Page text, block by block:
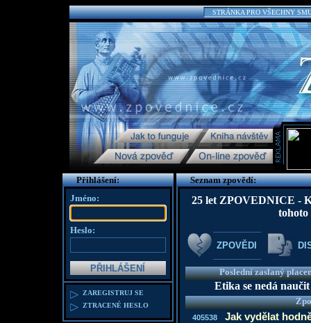
STRÁNKA PRO VŠECHNY
Seznam zpovědí:
25 let ZPOVEDNICE -
tohoto
ZPOVĚDI
Poslední zaslaný
Etika se nedá
405538
Jak vydělat
Přihlášení:
Jméno:
Heslo:
ZAREGISTRUJ SE
ZTRACENÉ HESLO